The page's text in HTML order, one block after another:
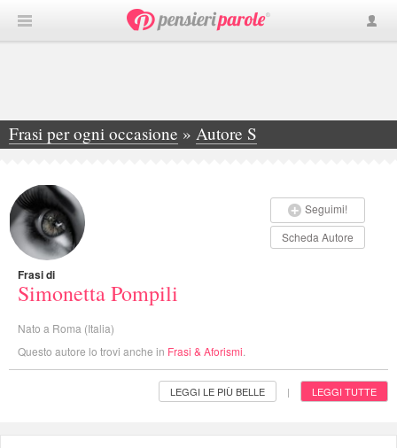
Frasi per ogni occasione » Autore S
»Simonetta Pompili
Seguimi!
Scheda Autore
Frasi di
Simonetta Pompili
Nato a Roma (Italia)
Questo autore lo trovi anche in Frasi & Aforismi
LEGGI LE PIÙ BELLE | LEGGI TUTTE